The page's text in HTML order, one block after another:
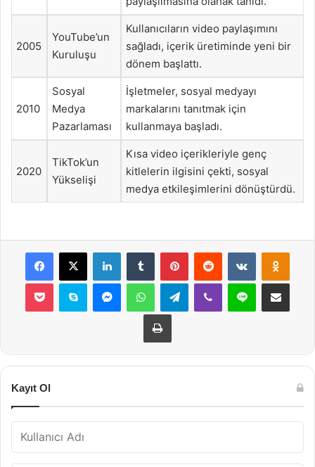
2005
YouTube’un
Kuruluşu
Kullanıcıların video paylaşımını
sağladı, içerik üretiminde yeni bir
dönem başlattı.
2010
Sosyal
Medya
Pazarlaması
İşletmeler, sosyal medyayı
markalarını tanıtmak için
kullanmaya başladı.
2020
TikTok’un
Yükselişi
Kısa video içerikleriyle genç
kitlelerin ilgisini çekti, sosyal
medya etkileşimlerini dönüştürdü.
Facebook
X LinkedInTumblr PinterestReddit VKontakte
Pocket Skype MessengerWhatsAppTelegramViber Line E-Posta ile
Yazdır
Kayıt Ol